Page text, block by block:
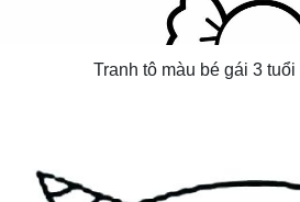
Tranh tô màu bé gái 3 tuổi